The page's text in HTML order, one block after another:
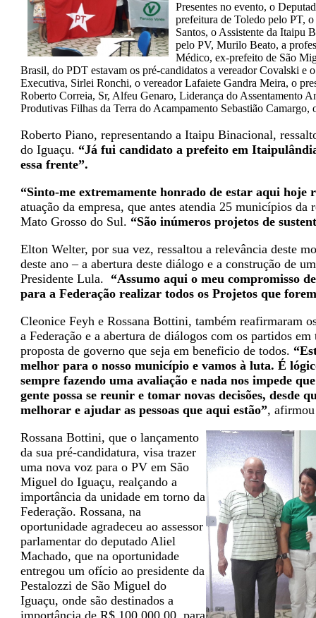
Presentes no evento, o
prefeitura de Toledo pelo PT,
Santos, o Assistente da Itaipu
pelo PV, Murilo Beato, a
Médico, ex-prefeito de São
Brasil, do PDT estavam os pré-candidatos a vereador Covalski e
Executiva, Sirlei Ronchi, o vereador Lafaiete Gandra Meira, o
Roberto Correia, Sr, Alfeu Genaro, Liderança do Assentamento
Produtivas Filhas da Terra do Acampamento Sebastião
Roberto Piano, representando a Itaipu Binacional,
do Iguaçu. “Já fui candidato a prefeito em
essa frente”.
“Sinto-me extremamente honrado de estar aqui hoje
atuação da empresa, que antes atendia 25 municípios
Mato Grosso do Sul. “São inúmeros projetos de
Elton Welter, por sua vez, ressaltou a relevância deste
deste ano – a abertura deste diálogo e a construção de
Presidente Lula. “Assumo aqui o meu compromisso
para a Federação realizar todos os Projetos que
Cleonice Feyh e Rossana Bottini, também reafirmaram
a Federação e a abertura de diálogos com os partidos
proposta de governo que seja em beneficio de todos.
melhor para o nosso município e vamos à luta. É
sempre fazendo uma avaliação e nada nos impede
gente possa se reunir e tomar novas decisões, desde
melhorar e ajudar as pessoas que aqui estão”,
Rossana Bottini, que o lançamento
da sua pré-candidatura, visa trazer
uma nova voz para o PV em São
Miguel do Iguaçu, realçando a
importância da unidade em torno da
Federação. Rossana, na
oportunidade agradeceu ao assessor
parlamentar do deputado Aliel
Machado, que na oportunidade
entregou um ofício ao presidente da
Pestalozzi de São Miguel do
Iguaçu, onde são destinados a
importância de R$ 100.000,00, para